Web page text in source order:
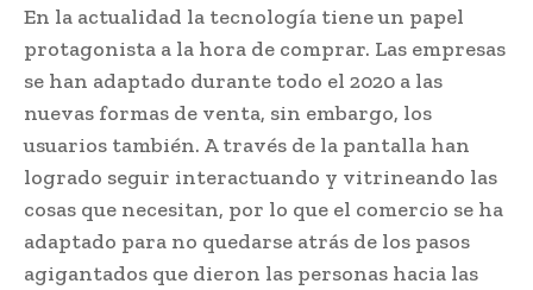
En la actualidad la tecnología tiene un papel
protagonista a la hora de comprar. Las empresas
se han adaptado durante todo el 2020 a las
nuevas formas de venta, sin embargo, los
usuarios también. A través de la pantalla han
logrado seguir interactuando y vitrineando las
cosas que necesitan, por lo que el comercio se ha
adaptado para no quedarse atrás de los pasos
agigantados que dieron las personas hacia las